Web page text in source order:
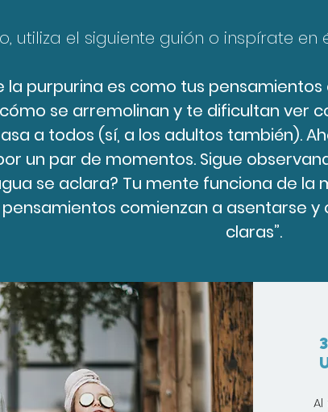
utiliza el siguiente guión o inspírate
la purpurina es como tus
se arremolinan y te dificultan ver
a todos (sí, a los adultos también).
un par de momentos. Sigue
se aclara? Tu mente funciona de la
comienzan a asentarse
claras”.